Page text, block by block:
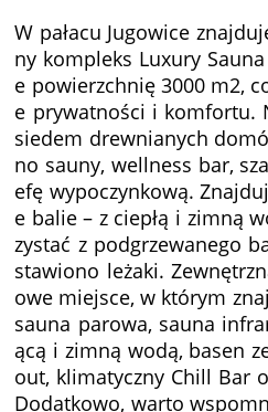
W pałacu Jugowice
ny kompleks Luxury
e powierzchnię 3000 m2,
e prywatności i komfortu.
siedem drewnianych
no sauny, wellness bar,
efę wypoczynkową.
e balie – z ciepłą i zimną
zystać z podgrzewanego
stawiono leżaki.
owe miejsce, w którym
sauna parowa, sauna
ącą i zimną wodą, basen
out, klimatyczny Chill Bar
Dodatkowo, warto